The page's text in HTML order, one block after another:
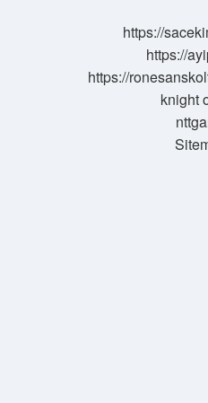
https://
https://
https://
knight